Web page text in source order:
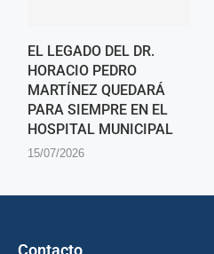
EL LEGADO DEL DR.
HORACIO PEDRO
MARTÍNEZ QUEDARÁ
PARA SIEMPRE EN EL
HOSPITAL MUNICIPAL
15/07/2026
Contacto